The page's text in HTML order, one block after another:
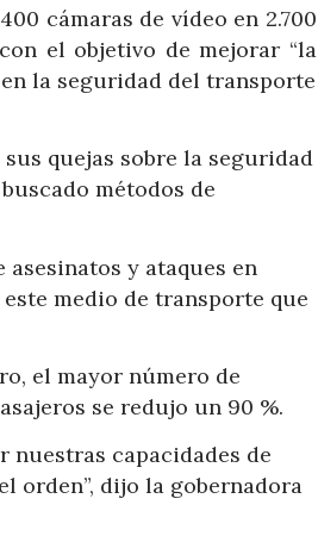
cámaras de vídeo en 2.700
el objetivo de mejorar “la
la seguridad del transporte
quejas sobre la seguridad
métodos de
asesinatos y ataques en
medio de transporte que
el mayor número de
se redujo un 90 %.
nuestras capacidades de
orden”, dijo la gobernadora